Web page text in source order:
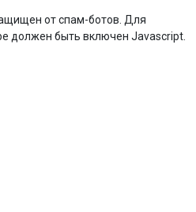
от спам-ботов. Для
должен быть включен Javascript.